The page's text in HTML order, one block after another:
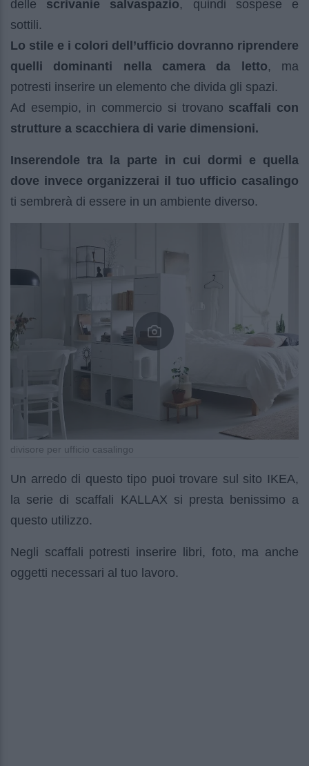
delle scrivanie salvaspazio, quindi sospese e
sottili.
Lo stile e i colori dell’ufficio dovranno riprendere
quelli dominanti nella camera da letto, ma
potresti inserire un elemento che divida gli spazi.
Ad esempio, in commercio si trovano scaffali con
strutture a scacchiera di varie dimensioni.
Inserendole tra la parte in cui dormi e quella
dove invece organizzerai il tuo ufficio casalingo
ti sembrerà di essere in un ambiente diverso.
divisore per ufficio casalingo
Un arredo di questo tipo puoi trovare sul sito IKEA,
la serie di scaffali KALLAX si presta benissimo a
questo utilizzo.
Negli scaffali potresti inserire libri, foto, ma anche
oggetti necessari al tuo lavoro.